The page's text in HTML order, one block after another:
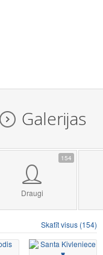
Galerijas
154
Draugi
Skatīt visus (154)